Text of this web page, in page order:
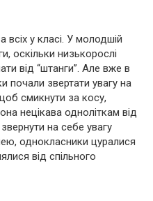
у класі. У молодшій
оскільки низькорослі
від “штанги”. Але вже в
почали звертати увагу на
смикнути за косу,
нецікава одноліткам від
на себе увагу
однокласники цуралися
від спільного